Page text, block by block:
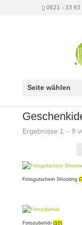
0621 - 33 93
Seite wählen
Ergebnisse 1 – 9
Fotogutschein Shooting
Fotozubehör(10)